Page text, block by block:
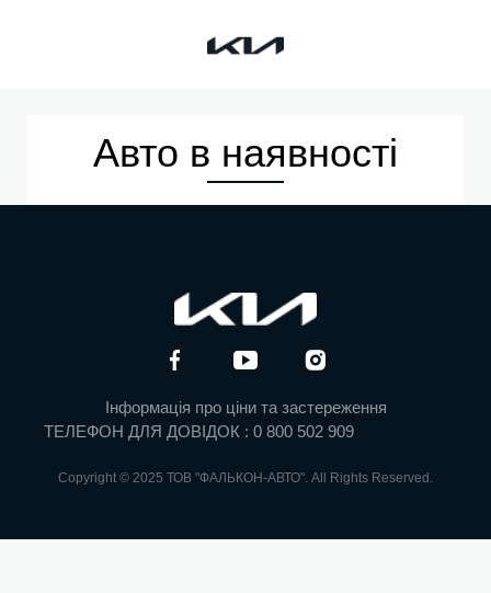
Kia
Авто в наявності
Інформація про ціни та застереження
ТЕЛЕФОН ДЛЯ ДОВІДОК : 0 800 502 909
Copyright © 2025 ТОВ "ФАЛЬКОН-АВТО". All Rights Reserved.